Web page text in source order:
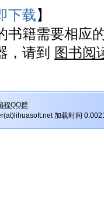
下载】
书籍需要相应
，请到 图书阅
程QQ群
加载时间